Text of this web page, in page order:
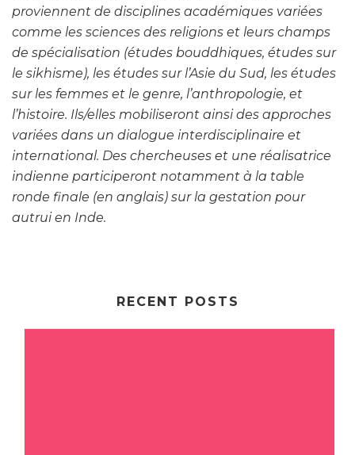
proviennent de disciplines académiques variées
comme les sciences des religions et leurs champs
de spécialisation (études bouddhiques, études sur
le sikhisme), les études sur l’Asie du Sud, les études
sur les femmes et le genre, l’anthropologie, et
l’histoire. Ils/elles mobiliseront ainsi des approches
variées dans un dialogue interdisciplinaire et
international. Des chercheuses et une réalisatrice
indienne participeront notamment à la table
ronde finale (en anglais) sur la gestation pour
autrui en Inde.
RECENT POSTS